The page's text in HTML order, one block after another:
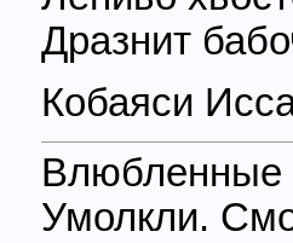
Дразнит
Кобаяси
Влюбленные
Умолкли.